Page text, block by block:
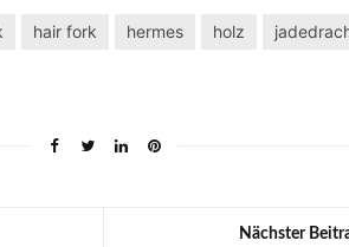
hair fork hermes holz
Nächster